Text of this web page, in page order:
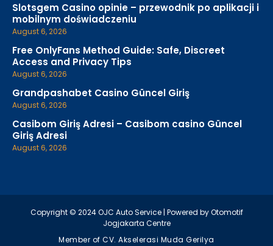
Slotsgem Casino opinie – przewodnik po aplikacji i
mobilnym doświadczeniu
August 6, 2026
Free OnlyFans Method Guide: Safe, Discreet
Access and Privacy Tips
August 6, 2026
Grandpashabet Casino Güncel Giriş
August 6, 2026
Casibom Giriş Adresi – Casibom casino Güncel
Giriş Adresi
August 6, 2026
Copyright © 2024 OJC Auto Service | Powered by Otomotif
Jogjakarta Centre
Member of CV. Akselerasi Muda Gerilya